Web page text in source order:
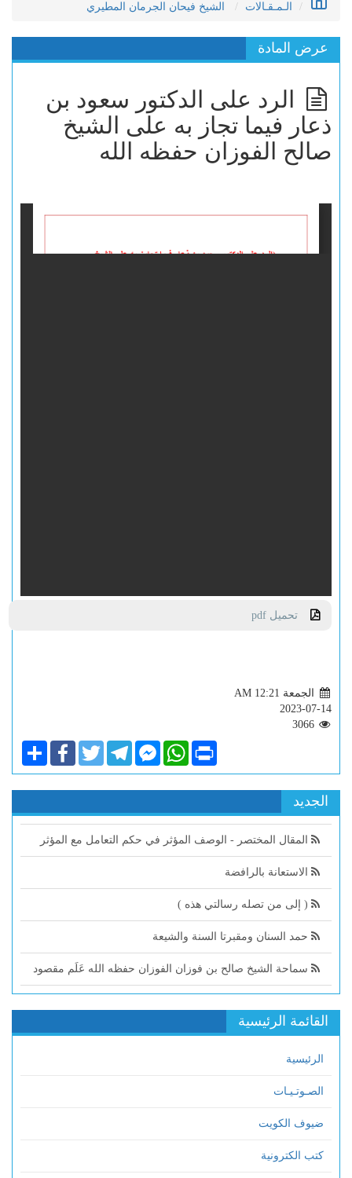
الـمـقـالات الشيخ فيحان الجرمان المطيري
عرض المادة
الرد على الدكتور سعود بن
ذعار فيما تجاز به على الشيخ
صالح الفوزان حفظه الله
تحميل pdf
الجمعة AM 12:21
2023-07-14
ShareFacebookTwitterTelegramFacebook
Messenger
WhatsApp Print
الجديد
المقال المختصر - الوصف المؤثر في حكم التعامل مع المؤثر
الاستعانة بالرافضة
( إلى من تصله رسالتي هذه )
حمد السنان ومقبرتا السنة والشيعة
سماحة الشيخ صالح بن فوزان الفوزان حفظه الله عَلَم مقصود
القائمة الرئيسية
الرئيسية
الصـوتـيـات
ضيوف الكويت
كتب الكترونية